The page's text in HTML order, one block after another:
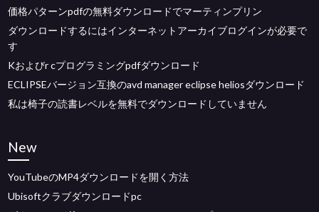
価格パターンpdfの無料ダウンロードでマーティンプリン
ダウンロードするにはインターネットアーカイブログインが必要で
す
Kおよびr cプログラミングpdfダウンロード
ECLIPSEバージョン互換のavd manager eclipse heliosダウンロード
私は椅子の読書レベルを無料でダウンロードしていません
New
YouTubeのMP4ダウンロードを開く方法
Ubisoftクラブダウンロードpc